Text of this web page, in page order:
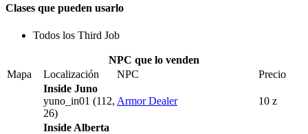
Clases que pueden usarlo
Todos los Third Job
NPC que lo venden
Mapa
Localización NPC
Precio
Inside Juno
yuno_in01 (112,
26)
Armor Dealer 10 z
Inside Alberta